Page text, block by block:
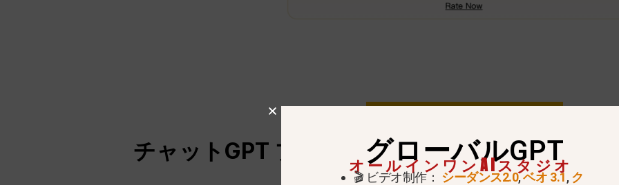
チャットGPT プラス画像生成制限（2026年検
グローバルGPT
オールインワンAIスタジオ
🎬 ビデオ制作： シーダンス2.0,ベオ 3.1,ク